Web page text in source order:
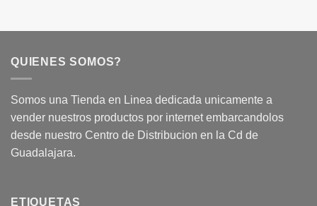
QUIENES SOMOS?
Somos una Tienda en Linea dedicada unicamente a
vender nuestros productos por internet embarcandolos
desde nuestro Centro de Distribucion en la Cd de
Guadalajara.
ETIQUETAS